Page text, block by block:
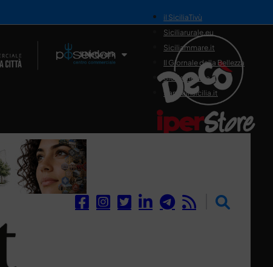
Il Network
il SiciliaTivù
Siciliarurale.eu
Siciliammare.it
Il Giornale della Bellezza
Siciliamedica.it
Sanitainsicilia.it